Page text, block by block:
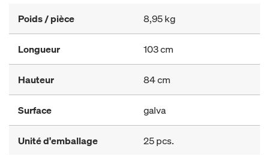
Poids / pièce 8,95 kg
Longueur 103 cm
Hauteur 84 cm
Surface galva
Unité d'emballage 25 pcs.